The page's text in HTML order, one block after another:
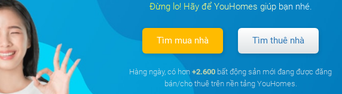
Có hơn
đang
Đừng lo! Hãy để YouHomes giúp bạn nhé.
Tìm mua nhà Tìm thuê nhà
Hàng ngày, có hơn +2.600 bất động sản mới đang được đăng
bán/cho thuê trên nền tảng YouHomes.